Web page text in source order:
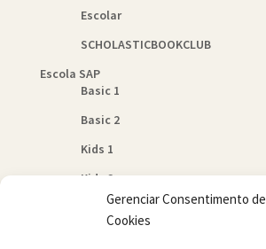
Gerenciar Consentimento de
Cookies
Escolar
SCHOLASTICBOOKCLUB
Escola SAP
Basic 1
Basic 2
Kids 1
Kids 2
Quem Somos